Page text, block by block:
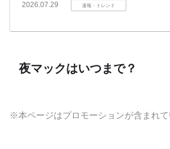
2026.07.29 速報・トレンド
夜マックはいつまで？
※本ページはプロモーションが含まれ